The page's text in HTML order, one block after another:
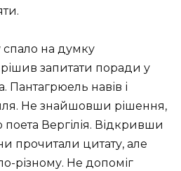
спало на думку
запитати поради у
Пантагрюель навів і
Не знайшовши рішення,
Вергілія. Відкривши
прочитали цитату, але
різному. Не допоміг